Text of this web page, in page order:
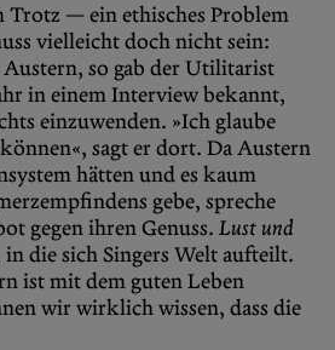
Trotz — ein ethisches Problem
vielleicht doch nicht sein:
Austern, so gab der Utilitarist
in einem Interview bekannt,
einzuwenden. »Ich glaube
sagt er dort. Da Austern
hätten und es kaum
gebe, spreche
gegen ihren Genuss. Lust und
die sich Singers Welt aufteilt.
ist mit dem guten Leben
wir wirklich wissen, dass die